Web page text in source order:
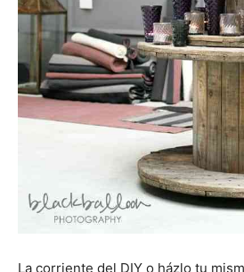
La corriente del DIY o házlo tu